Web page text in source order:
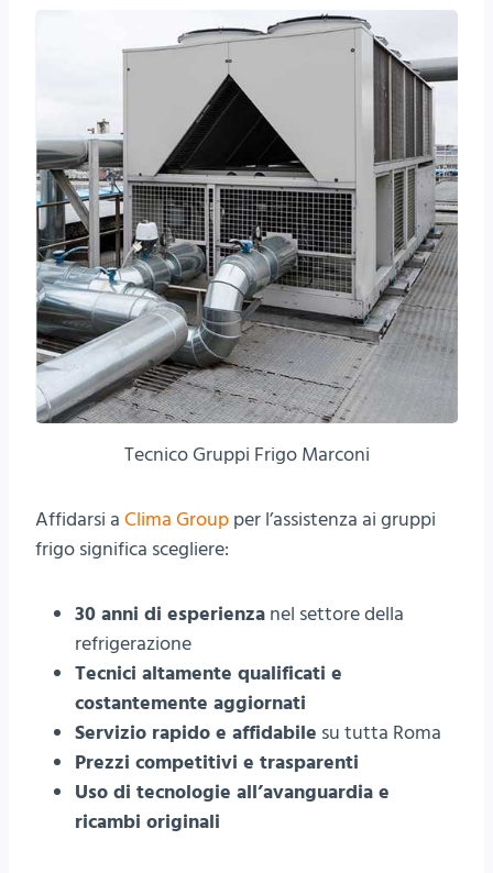
Tecnico Gruppi Frigo Marconi
Affidarsi a Clima Group per l’assistenza ai gruppi
frigo significa scegliere:
30 anni di esperienza nel settore della
refrigerazione
Tecnici altamente qualificati e
costantemente aggiornati
Servizio rapido e affidabile su tutta Roma
Prezzi competitivi e trasparenti
Uso di tecnologie all’avanguardia e
ricambi originali